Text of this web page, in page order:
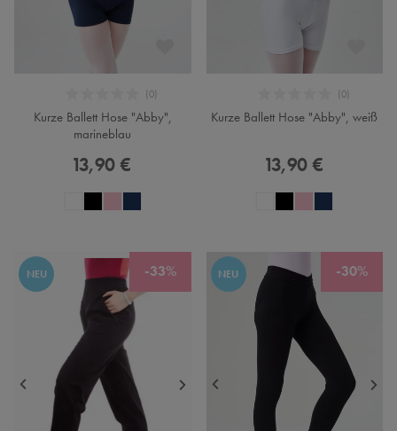
Kurze Ballett Hose "Abby",
marineblau
13,90 €
Kurze Ballett Hose "Abby", weiß
13,90 €
-33%
NEU -30%
NEU